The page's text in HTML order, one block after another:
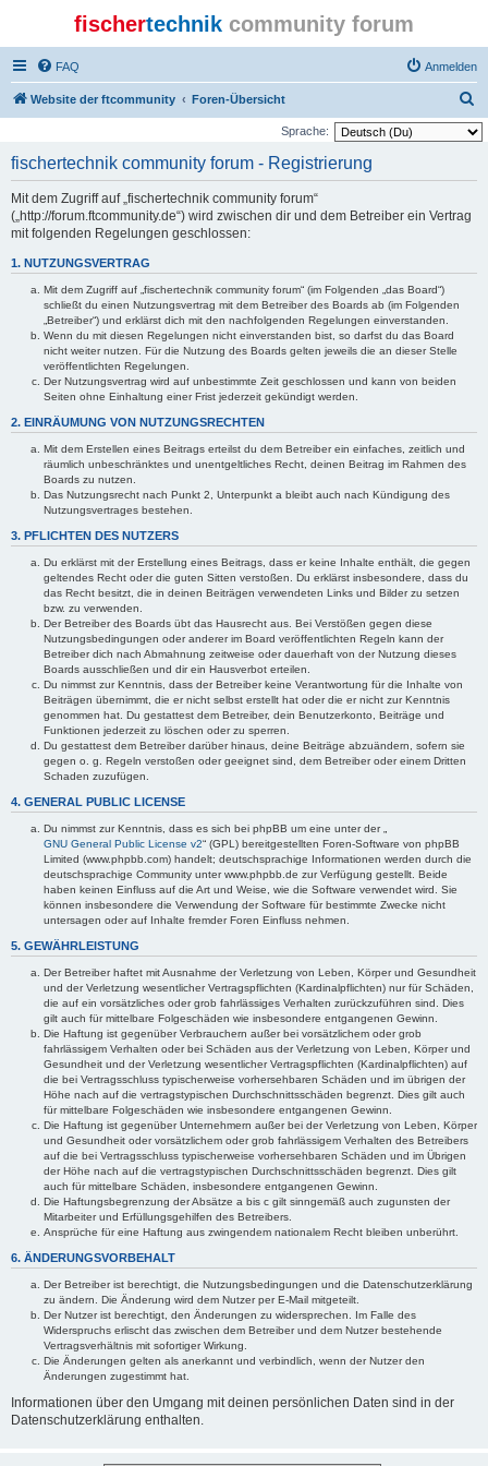
fischertechnik community forum
FAQ Anmelden
Website der ftcommunity Foren-Übersicht
u
Sprache:
fischertechnik community forum - Registrierung
Mit dem Zugriff auf „fischertechnik community forum“
(„http://forum.ftcommunity.de“) wird zwischen dir und dem Betreiber ein Vertrag
mit folgenden Regelungen geschlossen:
1. NUTZUNGSVERTRAG
Mit dem Zugriff auf „fischertechnik community forum“ (im Folgenden „das Board“)
schließt du einen Nutzungsvertrag mit dem Betreiber des Boards ab (im Folgenden
„Betreiber“) und erklärst dich mit den nachfolgenden Regelungen einverstanden.
Wenn du mit diesen Regelungen nicht einverstanden bist, so darfst du das Board
nicht weiter nutzen. Für die Nutzung des Boards gelten jeweils die an dieser Stelle
veröffentlichten Regelungen.
Der Nutzungsvertrag wird auf unbestimmte Zeit geschlossen und kann von beiden
Seiten ohne Einhaltung einer Frist jederzeit gekündigt werden.
2. EINRÄUMUNG VON NUTZUNGSRECHTEN
Mit dem Erstellen eines Beitrags erteilst du dem Betreiber ein einfaches, zeitlich und
räumlich unbeschränktes und unentgeltliches Recht, deinen Beitrag im Rahmen des
Boards zu nutzen.
Das Nutzungsrecht nach Punkt 2, Unterpunkt a bleibt auch nach Kündigung des
Nutzungsvertrages bestehen.
3. PFLICHTEN DES NUTZERS
Du erklärst mit der Erstellung eines Beitrags, dass er keine Inhalte enthält, die gegen
geltendes Recht oder die guten Sitten verstoßen. Du erklärst insbesondere, dass du
das Recht besitzt, die in deinen Beiträgen verwendeten Links und Bilder zu setzen
bzw. zu verwenden.
Der Betreiber des Boards übt das Hausrecht aus. Bei Verstößen gegen diese
Nutzungsbedingungen oder anderer im Board veröffentlichten Regeln kann der
Betreiber dich nach Abmahnung zeitweise oder dauerhaft von der Nutzung dieses
Boards ausschließen und dir ein Hausverbot erteilen.
Du nimmst zur Kenntnis, dass der Betreiber keine Verantwortung für die Inhalte von
Beiträgen übernimmt, die er nicht selbst erstellt hat oder die er nicht zur Kenntnis
genommen hat. Du gestattest dem Betreiber, dein Benutzerkonto, Beiträge und
Funktionen jederzeit zu löschen oder zu sperren.
Du gestattest dem Betreiber darüber hinaus, deine Beiträge abzuändern, sofern sie
gegen o. g. Regeln verstoßen oder geeignet sind, dem Betreiber oder einem Dritten
Schaden zuzufügen.
4. GENERAL PUBLIC LICENSE
Du nimmst zur Kenntnis, dass es sich bei phpBB um eine unter der „
GNU General Public License v2“ (GPL) bereitgestellten Foren-Software von phpBB
Limited (www.phpbb.com) handelt; deutschsprachige Informationen werden durch die
deutschsprachige Community unter www.phpbb.de zur Verfügung gestellt. Beide
haben keinen Einfluss auf die Art und Weise, wie die Software verwendet wird. Sie
können insbesondere die Verwendung der Software für bestimmte Zwecke nicht
untersagen oder auf Inhalte fremder Foren Einfluss nehmen.
5. GEWÄHRLEISTUNG
Der Betreiber haftet mit Ausnahme der Verletzung von Leben, Körper und Gesundheit
und der Verletzung wesentlicher Vertragspflichten (Kardinalpflichten) nur für Schäden,
die auf ein vorsätzliches oder grob fahrlässiges Verhalten zurückzuführen sind. Dies
gilt auch für mittelbare Folgeschäden wie insbesondere entgangenen Gewinn.
Die Haftung ist gegenüber Verbrauchern außer bei vorsätzlichem oder grob
fahrlässigem Verhalten oder bei Schäden aus der Verletzung von Leben, Körper und
Gesundheit und der Verletzung wesentlicher Vertragspflichten (Kardinalpflichten) auf
die bei Vertragsschluss typischerweise vorhersehbaren Schäden und im übrigen der
Höhe nach auf die vertragstypischen Durchschnittsschäden begrenzt. Dies gilt auch
für mittelbare Folgeschäden wie insbesondere entgangenen Gewinn.
Die Haftung ist gegenüber Unternehmern außer bei der Verletzung von Leben, Körper
und Gesundheit oder vorsätzlichem oder grob fahrlässigem Verhalten des Betreibers
auf die bei Vertragsschluss typischerweise vorhersehbaren Schäden und im Übrigen
der Höhe nach auf die vertragstypischen Durchschnittsschäden begrenzt. Dies gilt
auch für mittelbare Schäden, insbesondere entgangenen Gewinn.
Die Haftungsbegrenzung der Absätze a bis c gilt sinngemäß auch zugunsten der
Mitarbeiter und Erfüllungsgehilfen des Betreibers.
Ansprüche für eine Haftung aus zwingendem nationalem Recht bleiben unberührt.
6. ÄNDERUNGSVORBEHALT
Der Betreiber ist berechtigt, die Nutzungsbedingungen und die Datenschutzerklärung
zu ändern. Die Änderung wird dem Nutzer per E-Mail mitgeteilt.
Der Nutzer ist berechtigt, den Änderungen zu widersprechen. Im Falle des
Widerspruchs erlischt das zwischen dem Betreiber und dem Nutzer bestehende
Vertragsverhältnis mit sofortiger Wirkung.
Die Änderungen gelten als anerkannt und verbindlich, wenn der Nutzer den
Änderungen zugestimmt hat.
Informationen über den Umgang mit deinen persönlichen Daten sind in der
Datenschutzerklärung enthalten.